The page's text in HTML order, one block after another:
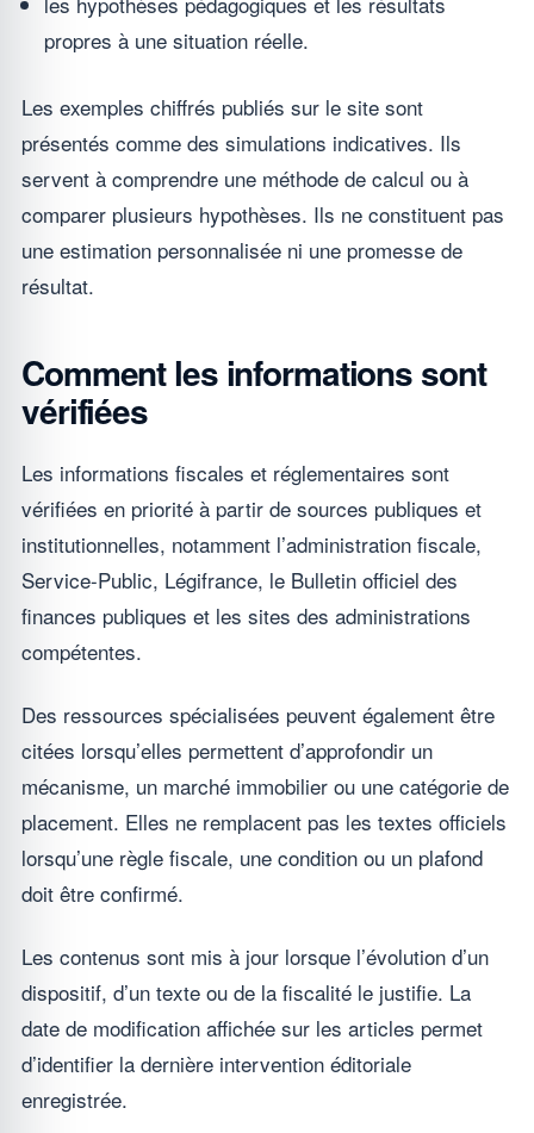
propres à une situation réelle.
Les exemples chiffrés publiés sur le site sont
présentés comme des simulations indicatives. Ils
servent à comprendre une méthode de calcul ou à
comparer plusieurs hypothèses. Ils ne constituent pas
une estimation personnalisée ni une promesse de
résultat.
Comment les informations sont
vérifiées
Les informations fiscales et réglementaires sont
vérifiées en priorité à partir de sources publiques et
institutionnelles, notamment l’administration fiscale,
Service-Public, Légifrance, le Bulletin officiel des
finances publiques et les sites des administrations
compétentes.
Des ressources spécialisées peuvent également être
citées lorsqu’elles permettent d’approfondir un
mécanisme, un marché immobilier ou une catégorie de
placement. Elles ne remplacent pas les textes officiels
lorsqu’une règle fiscale, une condition ou un plafond
doit être confirmé.
Les contenus sont mis à jour lorsque l’évolution d’un
dispositif, d’un texte ou de la fiscalité le justifie. La
date de modification affichée sur les articles permet
d’identifier la dernière intervention éditoriale
enregistrée.